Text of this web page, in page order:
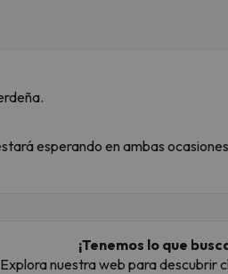
esperando en ambas
¡Tenemos lo que
Explora nuestra web para descubrir